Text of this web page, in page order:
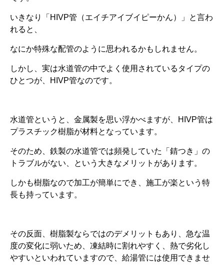
いきなり「HIVP管（エイチアイブイピーかん）」と言わ
れると、
なにか特殊な配管のように思われるかもしれません。
しかし、実は水道管の中でよく使用されているタイプの
ひとつが、HIVP管なのです。
水道管というと、金属製を思い浮かべますが、HIVP管は
プラスチック樹脂が材料となっています。
そのため、鉄製の水道管では頻発していた「錆つき」の
トラブルがない、という大きなメリットがあります。
しかも樹脂なので加工が簡単にでき、施工が楽という特
長も持っています。
その反面、樹脂製ならではのデメリットもあり、急な温
度の変化に弱いため、凍結時に割れやすく、熱で劣化し
やすいといわれていますので、給湯管には使用できませ